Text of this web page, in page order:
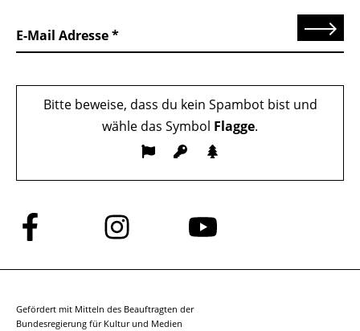
E-Mail Adresse Senden
Bitte beweise, dass du kein Spambot bist und
wähle das Symbol Flagge.
Folge
uns
auf
Folge
uns
auf
Folge
auf
Gefördert mit Mitteln des Beauftragten der
Bundesregierung für Kultur und Medien